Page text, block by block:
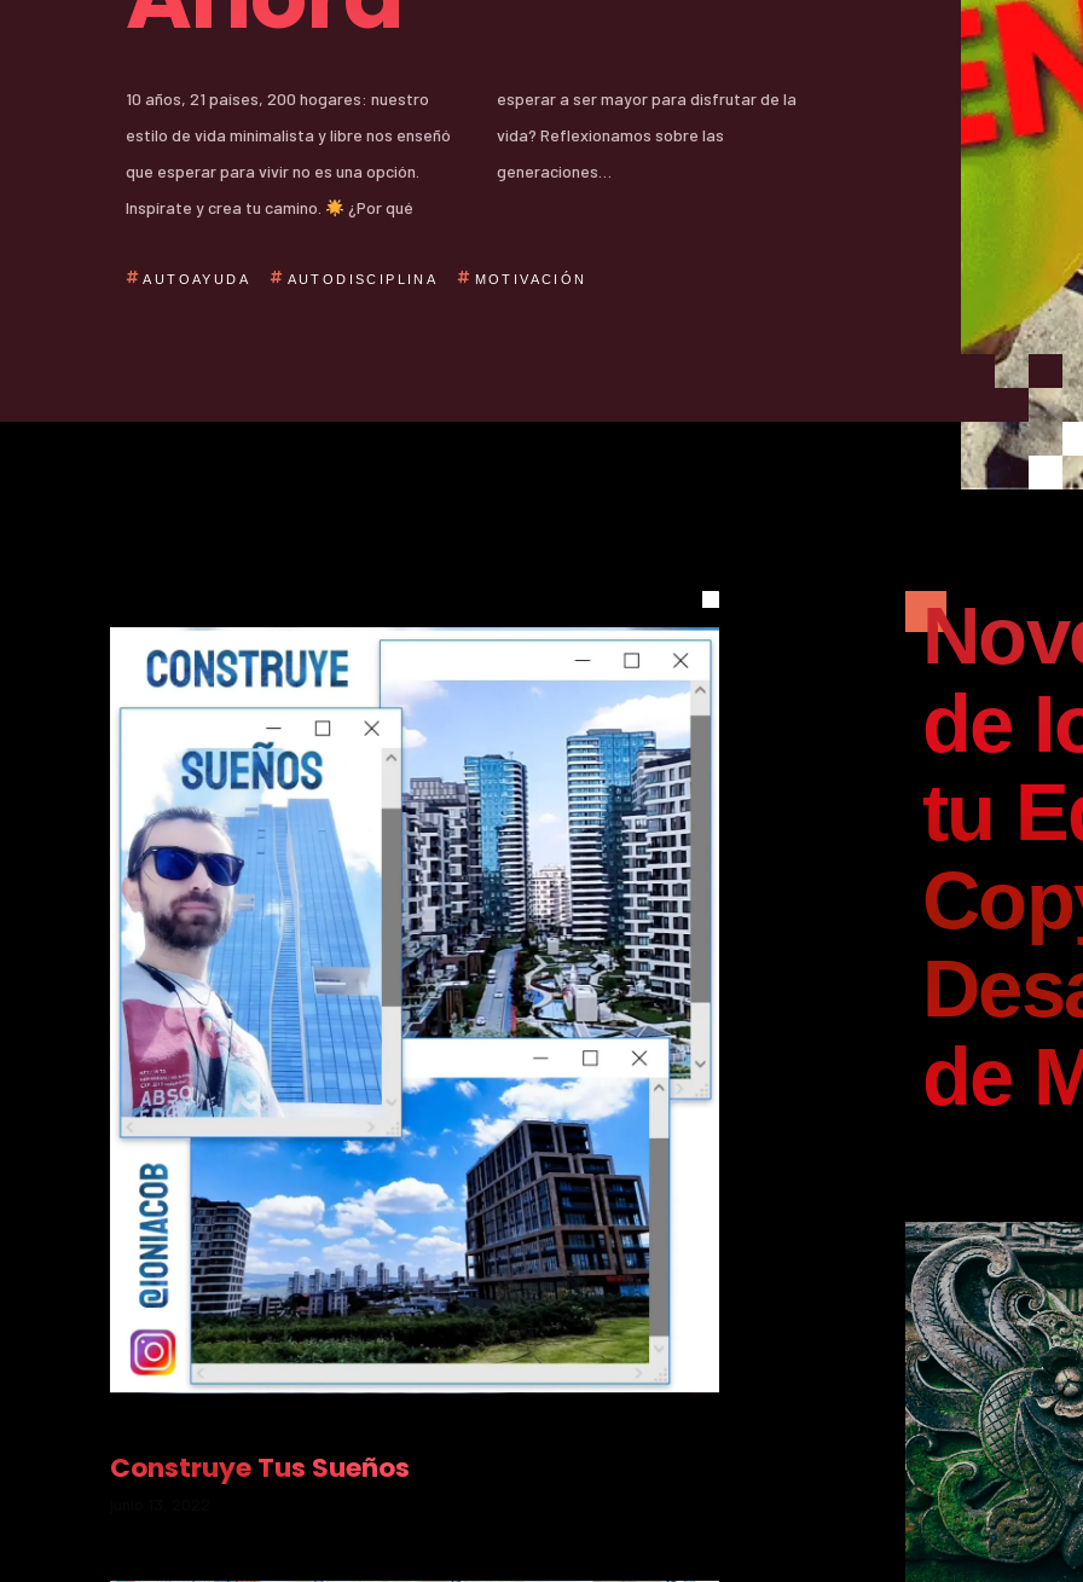
10 años, 21 países, 200 hogares: nuestro
estilo de vida minimalista y libre nos enseñó
que esperar para vivir no es una opción.
Inspírate y crea tu camino.
¿Por qué
esperar a ser mayor para disfrutar de la
vida? Reflexionamos sobre las
generaciones…
AUTOAYUDA AUTODISCIPLINA MOTIVACIÓN
de
tu
de
Construye Tus Sueños